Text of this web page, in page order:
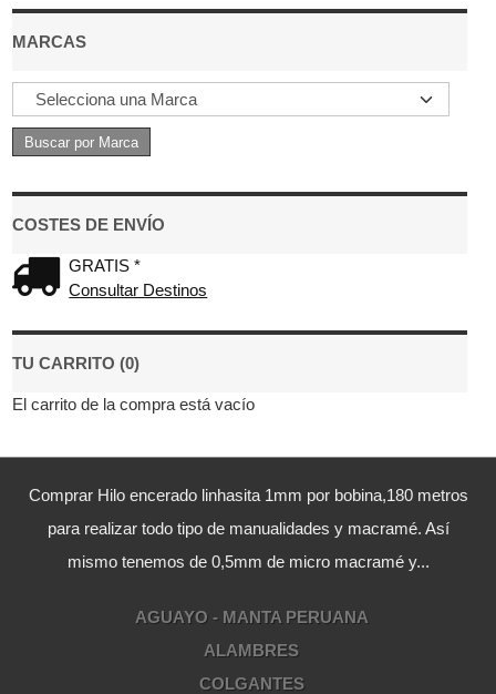
MARCAS
COSTES DE ENVÍO
GRATIS *
Consultar Destinos
TU CARRITO (0)
El carrito de la compra está vacío
Comprar Hilo encerado linhasita 1mm por bobina,180 metros
para realizar todo tipo de manualidades y macramé. Así
mismo tenemos de 0,5mm de micro macramé y...
AGUAYO - MANTA PERUANA
ALAMBRES
COLGANTES